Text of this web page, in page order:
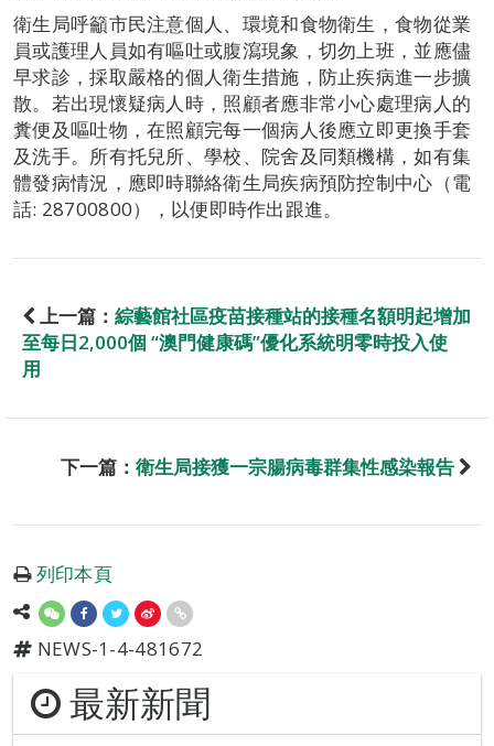
衛生局呼籲市民注意個人、環境和食物衛生，食物從業
員或護理人員如有嘔吐或腹瀉現象，切勿上班，並應儘
早求診，採取嚴格的個人衛生措施，防止疾病進一步擴
散。若出現懷疑病人時，照顧者應非常小心處理病人的
糞便及嘔吐物，在照顧完每一個病人後應立即更換手套
及洗手。所有托兒所、學校、院舍及同類機構，如有集
體發病情況，應即時聯絡衛生局疾病預防控制中心（電
話: 28700800），以便即時作出跟進。
上一篇： 綜藝館社區疫苗接種站的接種名額明起增加
至每日2,000個 “澳門健康碼”優化系統明零時投入使
用
下一篇： 衛生局接獲一宗腸病毒群集性感染報告
列印本頁
NEWS-1-4-481672
最新新聞